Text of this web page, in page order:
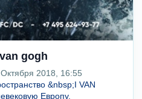
gogh
2018, 16:55
&nbsp;I VAN
Европу.